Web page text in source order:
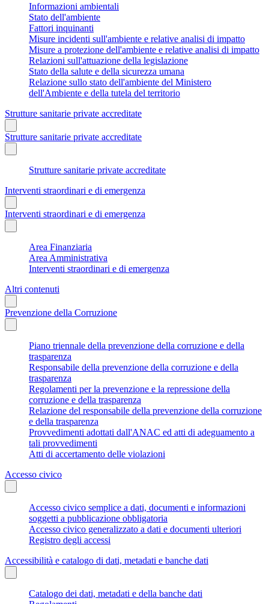
Informazioni ambientali
Stato dell'ambiente
Fattori inquinanti
Misure incidenti sull'ambiente e relative analisi di impatto
Misure a protezione dell'ambiente e relative analisi di impatto
Relazioni sull'attuazione della legislazione
Stato della salute e della sicurezza umana
Relazione sullo stato dell'ambiente del Ministero
dell'Ambiente e della tutela del territorio
Strutture sanitarie private accreditate
Strutture sanitarie private accreditate
Strutture sanitarie private accreditate
Interventi straordinari e di emergenza
Interventi straordinari e di emergenza
Area Finanziaria
Area Amministrativa
Interventi straordinari e di emergenza
Altri contenuti
Prevenzione della Corruzione
Piano triennale della prevenzione della corruzione e della
trasparenza
Responsabile della prevenzione della corruzione e della
trasparenza
Regolamenti per la prevenzione e la repressione della
corruzione e della trasparenza
Relazione del responsabile della prevenzione della corruzione
e della trasparenza
Provvedimenti adottati dall'ANAC ed atti di adeguamento a
tali provvedimenti
Atti di accertamento delle violazioni
Accesso civico
Accesso civico semplice a dati, documenti e informazioni
soggetti a pubblicazione obbligatoria
Accesso civico generalizzato a dati e documenti ulteriori
Registro degli accessi
Accessibilità e catalogo di dati, metadati e banche dati
Catalogo dei dati, metadati e della banche dati